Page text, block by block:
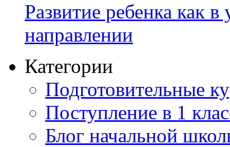
Развитие ребенка как
направлении
Категории
Подготовительные
Поступление в 1
Блог начальной